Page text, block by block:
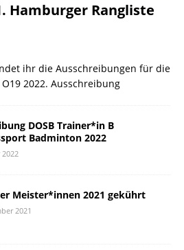
Hamburger Rangliste
ihr die Ausschreibungen für die
2022. Ausschreibung
DOSB Trainer*in B
Badminton 2022
2022
Meister*innen 2021 gekührt
2021